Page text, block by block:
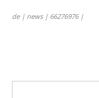
de | news | 66276976 |